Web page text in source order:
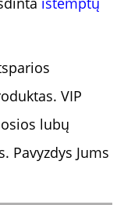
VIP
lubų
Pavyzdys Jums